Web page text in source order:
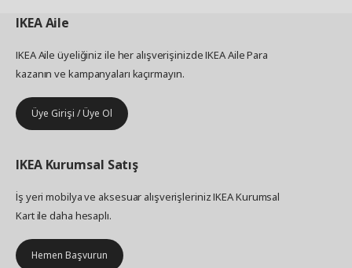
IKEAAile
IKEA Aile üyeliğiniz ile her alışverişinizde IKEA Aile Para
kazanın ve kampanyaları kaçırmayın.
Üye Girişi / Üye Ol
IKEA Kurumsal Satış
İş yeri mobilya ve aksesuar alışverişleriniz IKEA Kurumsal
Kart ile daha hesaplı.
Hemen Başvurun